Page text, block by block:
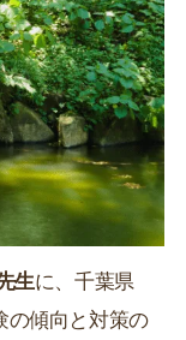
生に、千葉県
の傾向と対策の